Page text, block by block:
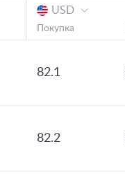
USD
Покупка
82.1
82.2